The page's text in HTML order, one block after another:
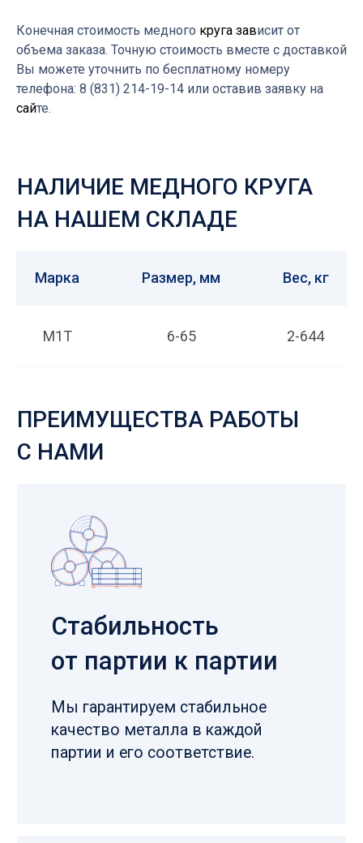
Конечная стоимость медного круга зависит от
объема заказа. Точную стоимость вместе с доставкой
Вы можете уточнить по бесплатному номеру
телефона: 8 (831) 214-19-14 или оставив заявку на
сайте.
Марка Размер, мм Вес, кг
М1Т 6-65 2-644
ПРЕИМУЩЕСТВА РАБОТЫ
от партии к партии
партии и его соответствие.
России
Работаем только с проверенными
партнерами, с каждым из которых
выстроены долгосрочные
Контроль